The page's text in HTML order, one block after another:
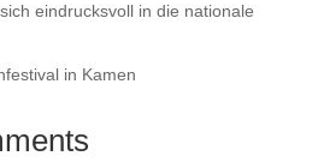
eindrucksvoll in die nationale
in Kamen